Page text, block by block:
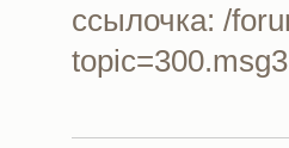
ссылочка: /